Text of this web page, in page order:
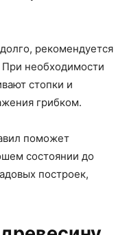
рекомендуется
При необходимости
стопки и
грибком.
поможет
состоянии до
построек,